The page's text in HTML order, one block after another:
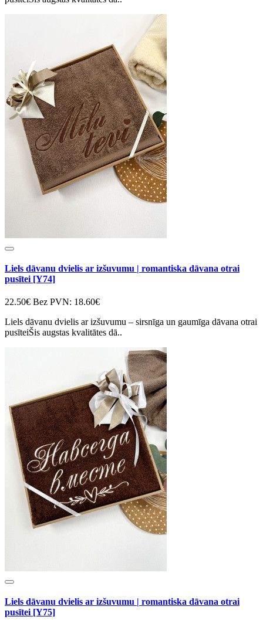
Liels dāvanu dvielis ar izšuvumu | romantiska dāvana otrai
pusītei [Y74]
22.50€ Bez PVN: 18.60€
Liels dāvanu dvielis ar izšuvumu – sirsnīga un gaumīga dāvana otrai
pusīteiŠis augstas kvalitātes dā..
Liels dāvanu dvielis ar izšuvumu | romantiska dāvana otrai
pusītei [Y75]